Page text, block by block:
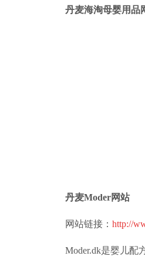
丹麦海淘母婴用品
丹麦Moder网站
网站链接： http://
Moder.dk是婴儿配